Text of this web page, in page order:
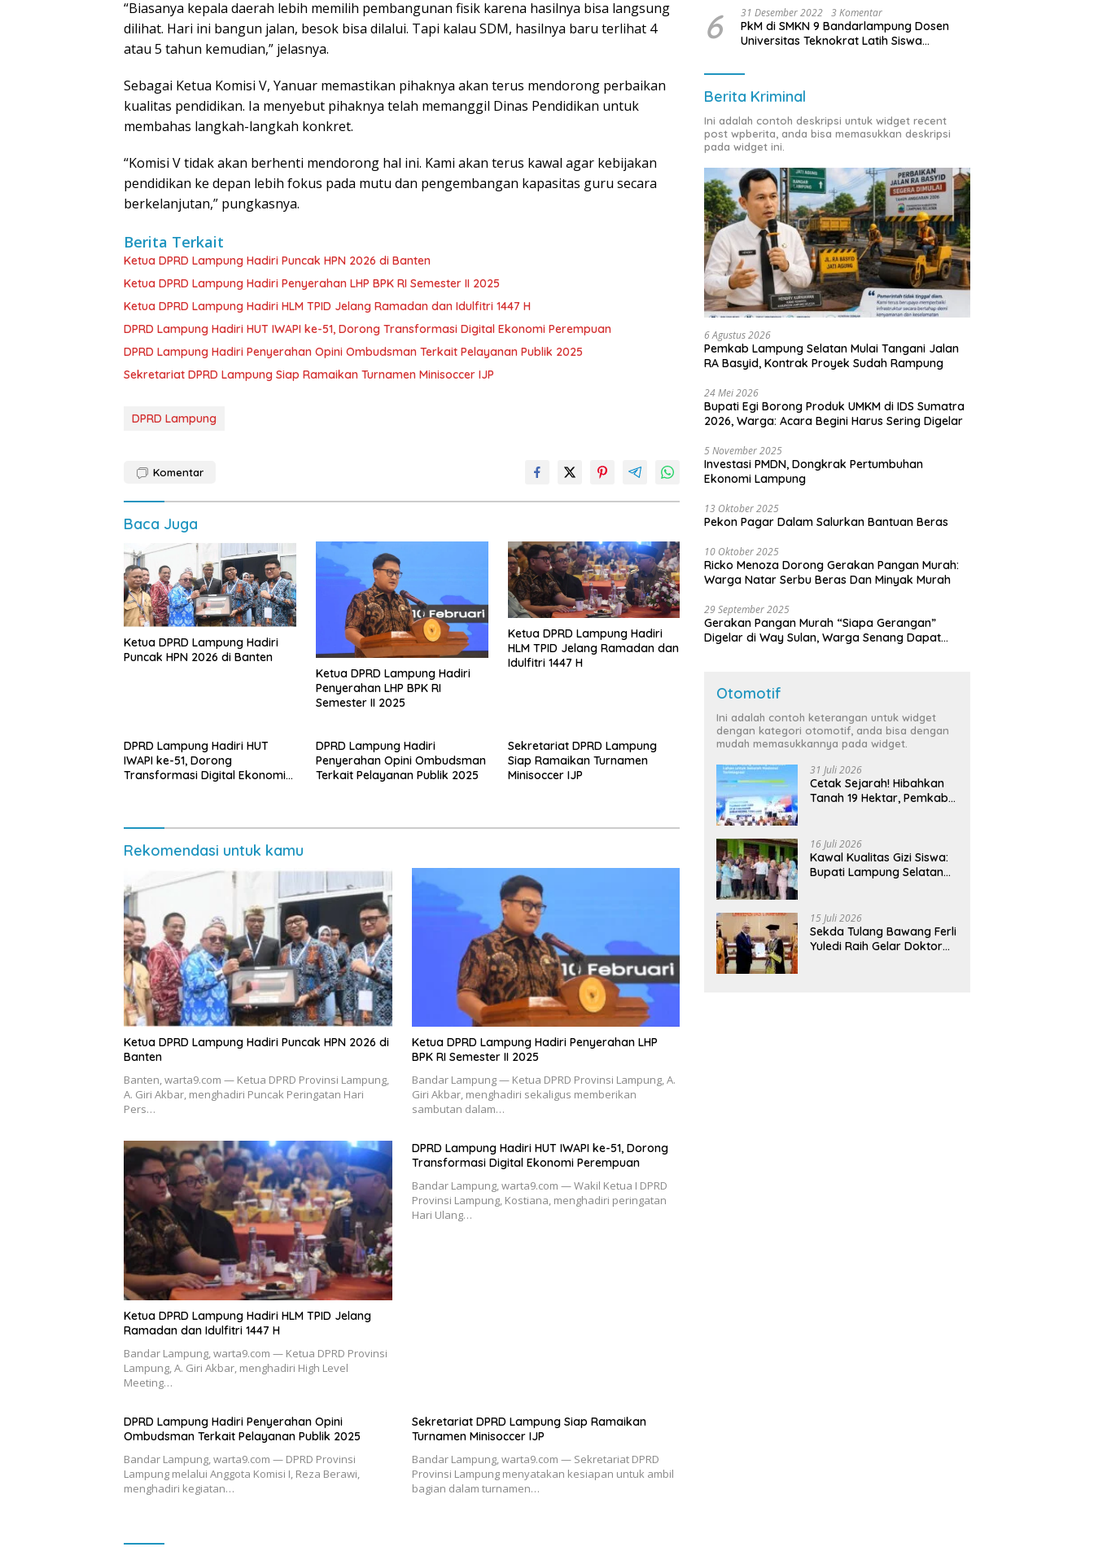
“Biasanya kepala daerah lebih memilih pembangunan fisik karena hasilnya bisa langsung
dilihat. Hari ini bangun jalan, besok bisa dilalui. Tapi kalau SDM, hasilnya baru terlihat 4
atau 5 tahun kemudian,” jelasnya.
Sebagai Ketua Komisi V, Yanuar memastikan pihaknya akan terus mendorong perbaikan
kualitas pendidikan. Ia menyebut pihaknya telah memanggil Dinas Pendidikan untuk
membahas langkah-langkah konkret.
“Komisi V tidak akan berhenti mendorong hal ini. Kami akan terus kawal agar kebijakan
pendidikan ke depan lebih fokus pada mutu dan pengembangan kapasitas guru secara
berkelanjutan,” pungkasnya.
Berita Terkait
Ketua DPRD Lampung Hadiri Puncak HPN 2026 di Banten
Ketua DPRD Lampung Hadiri Penyerahan LHP BPK RI Semester II 2025
Ketua DPRD Lampung Hadiri HLM TPID Jelang Ramadan dan Idulfitri 1447 H
DPRD Lampung Hadiri HUT IWAPI ke-51, Dorong Transformasi Digital Ekonomi Perempuan
DPRD Lampung Hadiri Penyerahan Opini Ombudsman Terkait Pelayanan Publik 2025
Sekretariat DPRD Lampung Siap Ramaikan Turnamen Minisoccer IJP
DPRD Lampung
Komentar
Baca Juga
Ketua DPRD Lampung Hadiri
Puncak HPN 2026 di Banten
Ketua DPRD Lampung Hadiri
Penyerahan LHP BPK RI
Semester II 2025
Ketua DPRD Lampung Hadiri
HLM TPID Jelang Ramadan dan
Idulfitri 1447 H
DPRD Lampung Hadiri HUT
IWAPI ke-51, Dorong
Transformasi Digital Ekonomi
DPRD Lampung Hadiri
Penyerahan Opini Ombudsman
Terkait Pelayanan Publik 2025
Sekretariat DPRD Lampung
Siap Ramaikan Turnamen
Minisoccer IJP
Rekomendasi untuk kamu
Ketua DPRD Lampung Hadiri Puncak HPN 2026 di
Banten
Banten, warta9.com — Ketua DPRD Provinsi Lampung,
A. Giri Akbar, menghadiri Puncak Peringatan Hari
Pers…
Ketua DPRD Lampung Hadiri Penyerahan LHP
BPK RI Semester II 2025
Bandar Lampung — Ketua DPRD Provinsi Lampung, A.
Giri Akbar, menghadiri sekaligus memberikan
sambutan dalam…
Ketua DPRD Lampung Hadiri HLM TPID Jelang
Ramadan dan Idulfitri 1447 H
Bandar Lampung, warta9.com — Ketua DPRD Provinsi
Lampung, A. Giri Akbar, menghadiri High Level
Meeting…
DPRD Lampung Hadiri HUT IWAPI ke-51, Dorong
Transformasi Digital Ekonomi Perempuan
Bandar Lampung, warta9.com — Wakil Ketua I DPRD
Provinsi Lampung, Kostiana, menghadiri peringatan
Hari Ulang…
DPRD Lampung Hadiri Penyerahan Opini
Ombudsman Terkait Pelayanan Publik 2025
Bandar Lampung, warta9.com — DPRD Provinsi
Lampung melalui Anggota Komisi I, Reza Berawi,
menghadiri kegiatan…
Sekretariat DPRD Lampung Siap Ramaikan
Turnamen Minisoccer IJP
Bandar Lampung, warta9.com — Sekretariat DPRD
Provinsi Lampung menyatakan kesiapan untuk ambil
bagian dalam turnamen…
6 31 Desember 2022 3 Komentar
PkM di SMKN 9 Bandarlampung Dosen
Universitas Teknokrat Latih Siswa
Berita Kriminal
Ini adalah contoh deskripsi untuk widget recent
post wpberita, anda bisa memasukkan deskripsi
pada widget ini.
6 Agustus 2026
Pemkab Lampung Selatan Mulai Tangani Jalan
RA Basyid, Kontrak Proyek Sudah Rampung
24 Mei 2026
Bupati Egi Borong Produk UMKM di IDS Sumatra
2026, Warga: Acara Begini Harus Sering Digelar
5 November 2025
Investasi PMDN, Dongkrak Pertumbuhan
Ekonomi Lampung
13 Oktober 2025
Pekon Pagar Dalam Salurkan Bantuan Beras
10 Oktober 2025
Ricko Menoza Dorong Gerakan Pangan Murah:
Warga Natar Serbu Beras Dan Minyak Murah
29 September 2025
Gerakan Pangan Murah “Siapa Gerangan”
Digelar di Way Sulan, Warga Senang Dapat
Otomotif
Ini adalah contoh keterangan untuk widget
dengan kategori otomotif, anda bisa dengan
mudah memasukkannya pada widget.
31 Juli 2026
Cetak Sejarah! Hibahkan
Tanah 19 Hektar, Pemkab
Terintegrasi Pertama di
Lampung
16 Juli 2026
Kawal Kualitas Gizi Siswa:
Bupati Lampung Selatan
Bergizi Gratis di Natar
15 Juli 2026
Sekda Tulang Bawang Ferli
Yuledi Raih Gelar Doktor